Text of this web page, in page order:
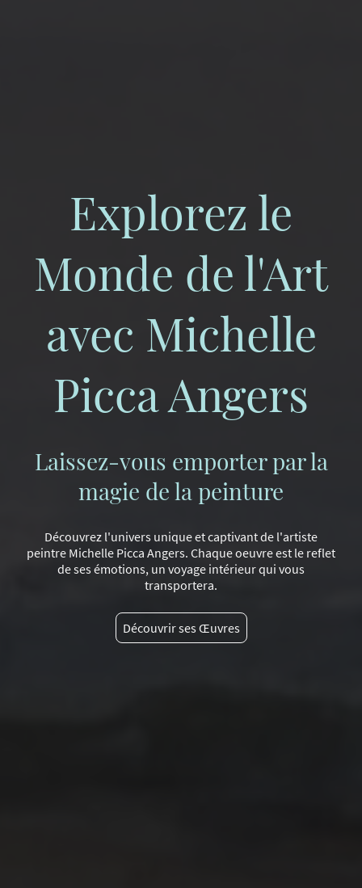
Explorez le
Monde de l'Art
avec Michelle
Picca Angers
Laissez-vous emporter par la
magie de la peinture
Découvrez l'univers unique et captivant de l'artiste
peintre Michelle Picca Angers. Chaque oeuvre est le reflet
de ses émotions, un voyage intérieur qui vous
transportera.
Découvrir ses Œuvres